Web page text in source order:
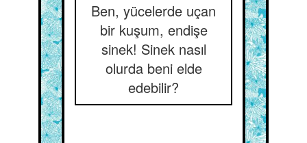
Ben, yücelerde uçan
bir kuşum, endişe
sinek! Sinek nasıl
olurda beni elde
edebilir?